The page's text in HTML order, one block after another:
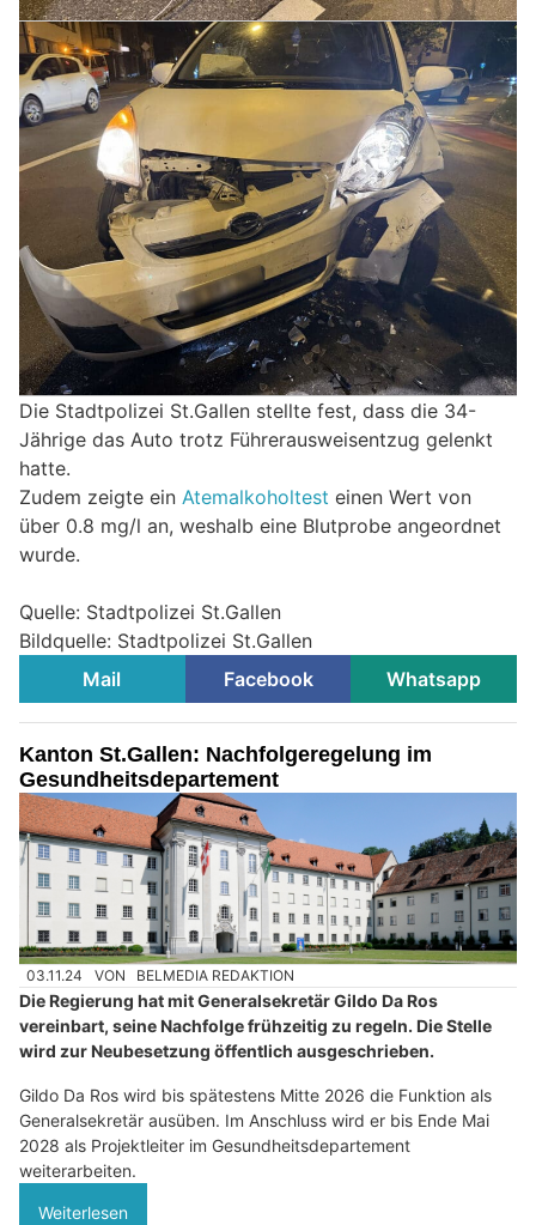
Die Stadtpolizei St.Gallen stellte fest, dass die 34-
Jährige das Auto trotz Führerausweisentzug gelenkt
hatte.
Zudem zeigte ein Atemalkoholtest einen Wert von
über 0.8 mg/l an, weshalb eine Blutprobe angeordnet
wurde.
Quelle: Stadtpolizei St.Gallen
Bildquelle: Stadtpolizei St.Gallen
Mail
Facebook Whatsapp
Kanton St.Gallen: Nachfolgeregelung im
Gesundheitsdepartement
03.11.24 VON BELMEDIA REDAKTION
Die Regierung hat mit Generalsekretär Gildo Da Ros
vereinbart, seine Nachfolge frühzeitig zu regeln. Die Stelle
wird zur Neubesetzung öffentlich ausgeschrieben.
Gildo Da Ros wird bis spätestens Mitte 2026 die Funktion als
Generalsekretär ausüben. Im Anschluss wird er bis Ende Mai
2028 als Projektleiter im Gesundheitsdepartement
weiterarbeiten.
Weiterlesen